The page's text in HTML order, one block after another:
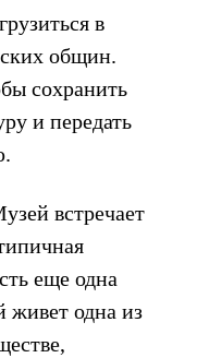
в
общин.
сохранить
и передать
встречает
еще одна
живет одна из